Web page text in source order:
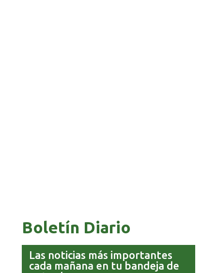
Boletín Diario
Las noticias más importantes
cada mañana en tu bandeja de